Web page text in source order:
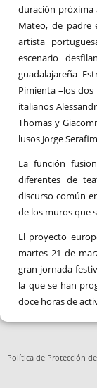
duración próxima
Mateo, de padre
artista
escenario
guadalajareña
Pimienta –los
italianos
Thomas y
lusos Jorge
La función
diferentes de
discurso común
de los muros que
El proyecto
martes 21 de
gran jornada
la que se han
doce horas de
Política de Protección